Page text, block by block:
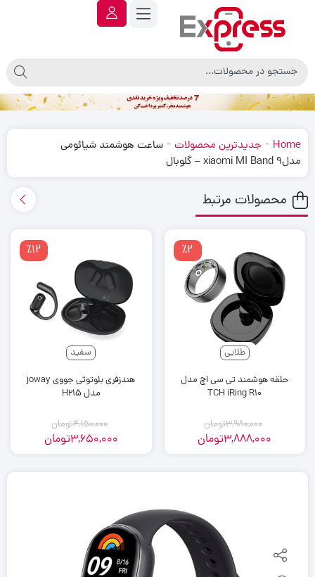
Home
- جدیدترین محصولات - ساعت هوشمند شیائومی
مدلxiaomi MI Band 9 – گلوبال
محصولات مرتبط
طلایی
٪2
حلقه هوشمند تی سی اچ مدل
TCH iRing R10
3,980,000تومان
3,888,000تومان
سفید
٪12
هندزفری بلوتوثی جووی joway
مدل H215
4,150,000تومان
3,650,000تومان